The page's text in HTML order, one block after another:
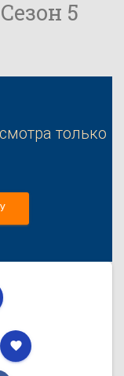
5
только
favorite